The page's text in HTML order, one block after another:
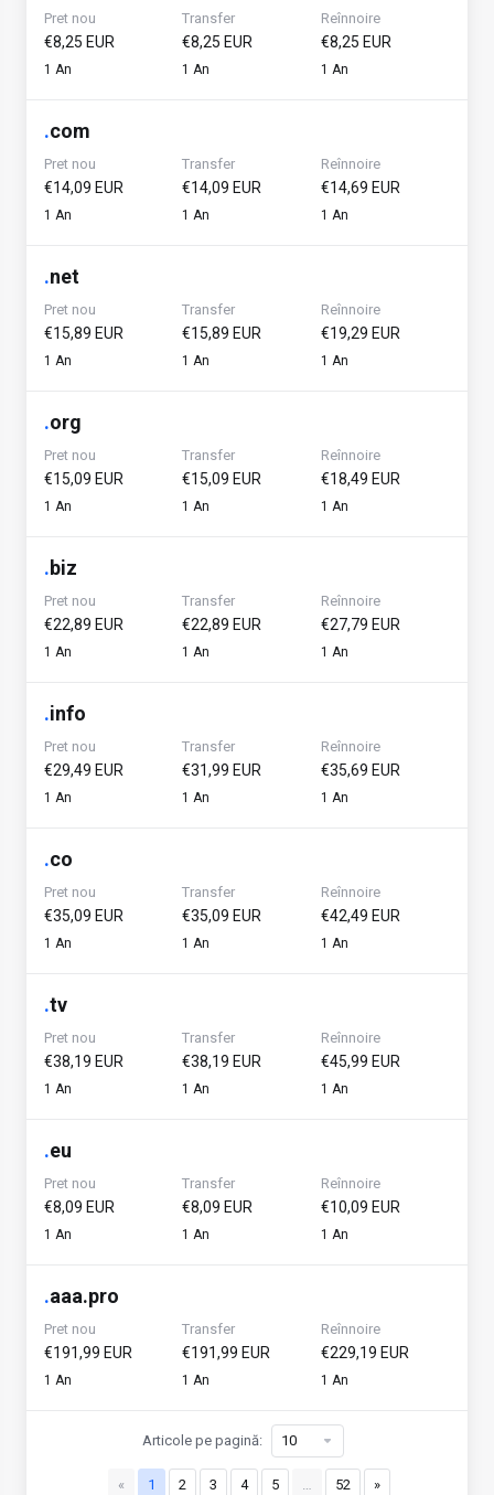
Pret nou
€8,25 EUR
1 An
Transfer
€8,25 EUR
1 An
Reînnoire
€8,25 EUR
1 An
.com
Pret nou
€14,09 EUR
1 An
Transfer
€14,09 EUR
1 An
Reînnoire
€14,69 EUR
1 An
.net
Pret nou
€15,89 EUR
1 An
Transfer
€15,89 EUR
1 An
Reînnoire
€19,29 EUR
1 An
.org
Pret nou
€15,09 EUR
1 An
Transfer
€15,09 EUR
1 An
Reînnoire
€18,49 EUR
1 An
.biz
Pret nou
€22,89 EUR
1 An
Transfer
€22,89 EUR
1 An
Reînnoire
€27,79 EUR
1 An
.info
Pret nou
€29,49 EUR
1 An
Transfer
€31,99 EUR
1 An
Reînnoire
€35,69 EUR
1 An
.co
Pret nou
€35,09 EUR
1 An
Transfer
€35,09 EUR
1 An
Reînnoire
€42,49 EUR
1 An
.tv
Pret nou
€38,19 EUR
1 An
Transfer
€38,19 EUR
1 An
Reînnoire
€45,99 EUR
1 An
.eu
Pret nou
€8,09 EUR
1 An
Transfer
€8,09 EUR
1 An
Reînnoire
€10,09 EUR
1 An
.aaa.pro
Pret nou
€191,99 EUR
1 An
Transfer
€191,99 EUR
1 An
Reînnoire
€229,19 EUR
1 An
« 1 2 3 4 5 … 52 »
Articole pe pagină: